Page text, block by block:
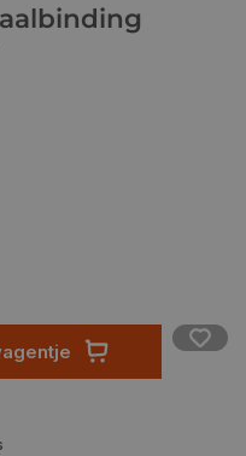
x 210 x 6 mm